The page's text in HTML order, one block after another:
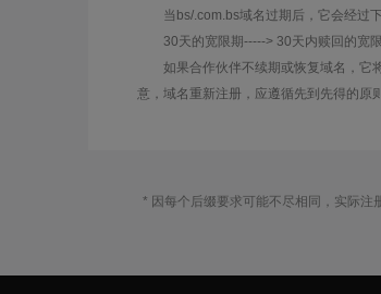
当bs/.com.bs域名过期后，它会经过
30天的宽限期-----> 30天内赎回的宽
如果合作伙伴不续期或恢复域名，它
意，域名重新注册，应遵循先到先得的原则
* 因每个后缀要求可能不尽相同，实际注